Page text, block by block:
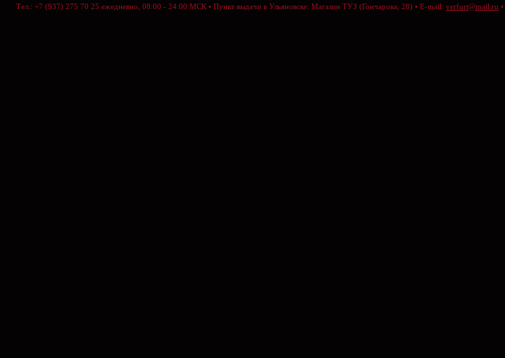
Тел.: +7 (937) 275 70 25 ежедневно, 08:00 - 24:00 МСК • Пункт выдачи в Ульяновске: Магазин ТУЗ (Гончарова, 28) • E-mail: verfurt@mail.ru •